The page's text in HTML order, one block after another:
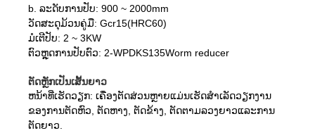
b. ລະດັບການປັບ: 900 ~ 2000mm
ວັດສະດຸມ້ວນຄູ່ມື: Gcr15(HRC60)
ມໍເຕີປັບ: 2 ~ 3KW
ຕົວຫຼຸດການປັບຕົວ: 2-WPDKS135Worm reducer
ຕັດຫຼັກເປັນເສັ້ນຍາວ
ຫນ້າທີ່ເຮັດວຽກ: ເຄື່ອງຕັດສ່ວນຫຼາຍແມ່ນເຮັດສໍາເລັດວຽກງານ
ຂອງການຕັດຫົວ, ຕັດຫາງ, ຕັດຂ້າງ, ຕັດຕາມລວງຍາວແລະການ
ຕັດຍາວ.